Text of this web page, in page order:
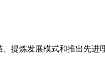
提炼发展模式和推出先进